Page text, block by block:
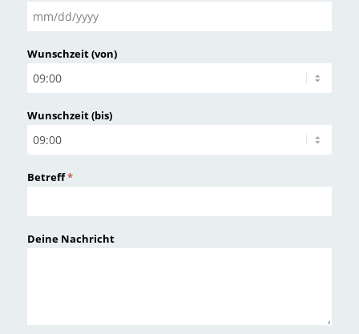
MM
TT
Schrägstrich
Wunschzeit (von)
Wunschzeit (bis)
Betreff*
Deine Nachricht